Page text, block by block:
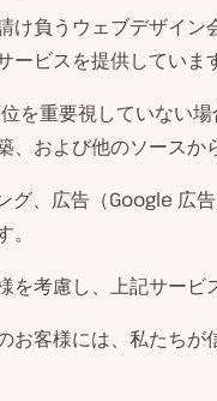
け負うウェブデザイ
ービスを提供していま
を重要視していない
、および他のソースか
グ、広告（Google 広
を考慮し、上記サービ
お客様には、私たち